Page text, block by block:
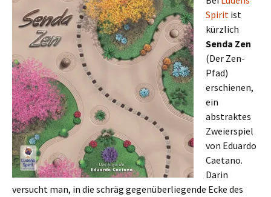
Spirit ist
kürzlich
Senda Zen
(Der Zen-
Pfad)
erschienen,
ein
abstraktes
Zweierspiel
von Eduardo
Caetano.
Darin
versucht man, in die schräg gegenüberliegende Ecke des